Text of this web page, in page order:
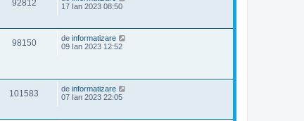
92812
17 Ian 2023 08:50
98150 de informatizare
09 Ian 2023 12:52
101583 de informatizare
07 Ian 2023 22:05